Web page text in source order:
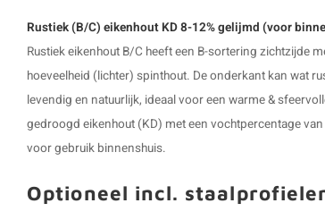
Rustiek (B/C) eikenhout KD 8-12% gelijmd (voor
Rustiek eikenhout B/C heeft een B-sortering zichtzijde
hoeveelheid (lichter) spinthout. De onderkant kan wat
levendig en natuurlijk, ideaal voor een warme &
gedroogd eikenhout (KD) met een vochtpercentage
voor gebruik binnenshuis.
Optioneel incl.